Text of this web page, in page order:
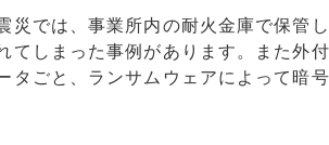
災では、事業所内の耐火金庫で保管
てしまった事例があります。また外
タごと、ランサムウェアによって暗